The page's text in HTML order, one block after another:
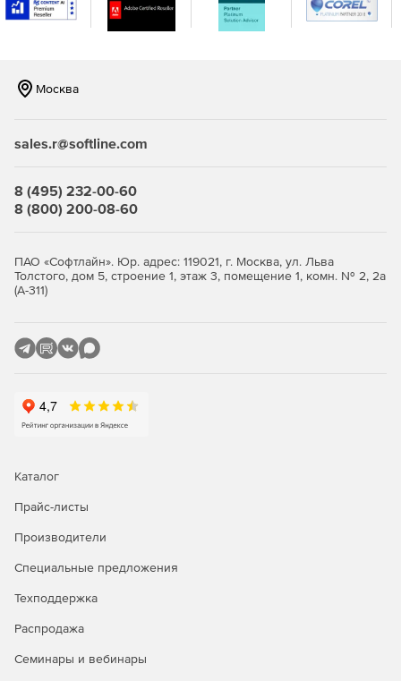
адреса и URL-адреса, занесенные в черный список в
глобальном масштабе и распознанные по каналам на
Повышение безопасности и обеспечение
Эффективный мониторинг, отчетность и аудит
Москва
sales.r@softline.com
8 (495) 232-00-60
8 (800) 200-08-60
ПАО «Софтлайн». Юр. адрес: 119021, г. Москва, ул. Льва
Толстого, дом 5, строение 1, этаж 3, помещение 1, комн. № 2, 2а
(А-311)
Каталог
Прайс-листы
Производители
Специальные предложения
Техподдержка
Распродажа
Семинары и вебинары